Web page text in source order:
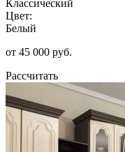
Классический
Цвет:
Белый
от 45 000 руб.
Рассчитать